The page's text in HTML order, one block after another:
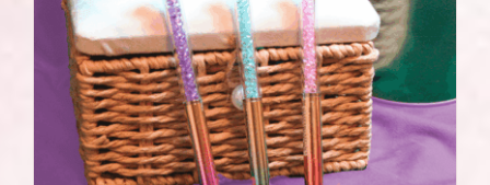
Voit
tehdä
valinnat
tuotteen
sivulla.